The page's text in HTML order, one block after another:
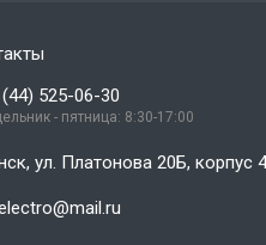
525-06-30
- пятница: 8:30-17:00
ул. Платонова 20Б, корпус